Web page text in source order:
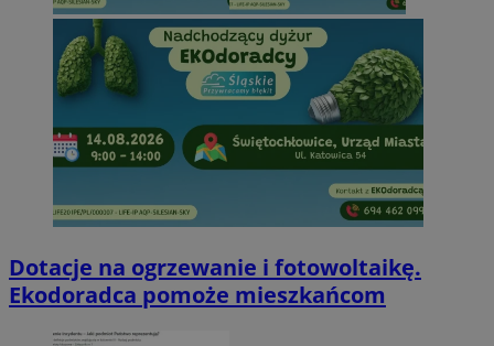
Dotacje na ogrzewanie i fotowoltaikę.
Ekodoradca pomoże mieszkańcom